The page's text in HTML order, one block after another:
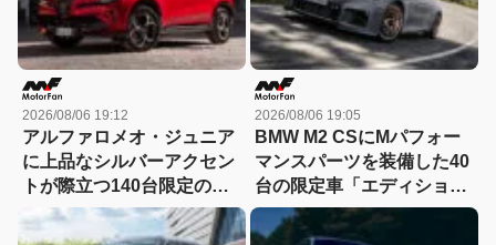
2026/08/06 19:12
アルファロメオ・ジュニア
に上品なシルバーアクセン
トが際立つ140台限定の
「スポルト スペチアーレ」
が登場！
2026/08/06 19:05
BMW M2 CSにMパフォー
マンスパーツを装備した40
台の限定車「エディショ
ン・エッジ」が登場！